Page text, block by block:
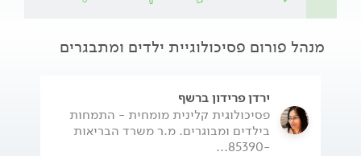
מנהל פורום פסיכולוגיית ילדים ומתבגרים
ירדן פרידון ברשף
פסיכולוגית קלינית מומחית - התמחות
בילדים ומבוגרים. מ.ר משרד הבריאות
-85390...